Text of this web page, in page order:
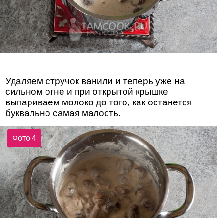
Удаляем стручок ванили и теперь уже на
сильном огне и при открытой крышке
выпариваем молоко до того, как останется
буквально самая малость.
Фото 4